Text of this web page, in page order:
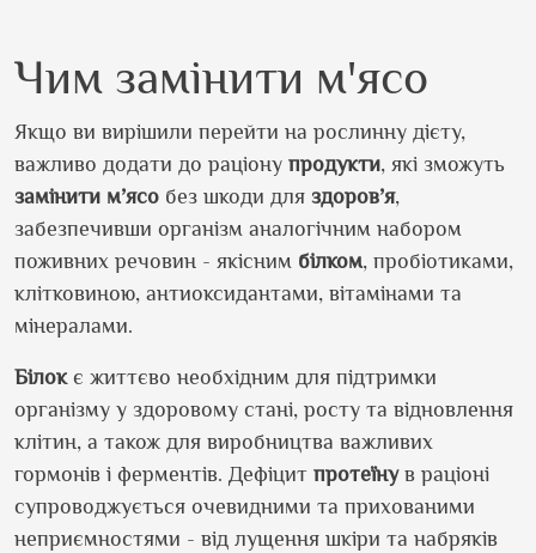
Чим замінити м'ясо
Якщо ви вирішили перейти на рослинну дієту,
важливо додати до раціону продукти, які зможуть
замінити м’ясо без шкоди для здоров’я,
забезпечивши організм аналогічним набором
поживних речовин - якісним білком, пробіотиками,
клітковиною, антиоксидантами, вітамінами та
мінералами.
Білокє життєво необхідним для підтримки
організму у здоровому стані, росту та відновлення
клітин, а також для виробництва важливих
гормонів і ферментів. Дефіцит протеїнув раціоні
супроводжується очевидними та прихованими
неприємностями - від лущення шкіри та набряків